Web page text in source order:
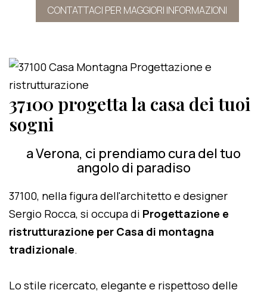
CONTATTACI PER MAGGIORI INFORMAZIONI
37100 progetta la casa dei tuoi
sogni
a Verona, ci prendiamo cura del tuo
angolo di paradiso
37100, nella figura dell'architetto e designer
Sergio Rocca, si occupa di Progettazione e
ristrutturazione per Casa di montagna
tradizionale.
Lo stile ricercato, elegante e rispettoso delle